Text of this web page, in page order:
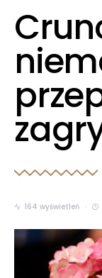
164 wyświetleń